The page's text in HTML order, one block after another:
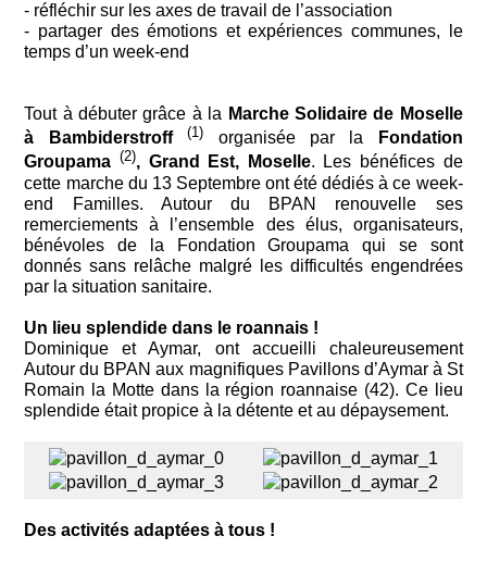
- réfléchir sur les axes de travail de l’association
- partager des émotions et expériences communes, le
temps d’un week-end
Tout à débuter grâce à la Marche Solidaire de Moselle
à Bambiderstroff(1) organisée par la
Fondation
Groupama(2), Grand Est, Moselle. Les bénéfices de
cette marche du 13 Septembre ont été dédiés à ce week-
end Familles. Autour du BPAN renouvelle ses
remerciements à l’ensemble des élus, organisateurs,
bénévoles de la Fondation Groupama qui se sont
donnés sans relâche malgré les difficultés engendrées
par la situation sanitaire.
Un lieu splendide dans le roannais !
Dominique et Aymar, ont accueilli chaleureusement
Autour du BPAN aux magnifiques Pavillons d’Aymar à St
Romain la Motte dans la région roannaise (42). Ce lieu
splendide était propice à la détente et au dépaysement.
Des activités adaptées à tous !